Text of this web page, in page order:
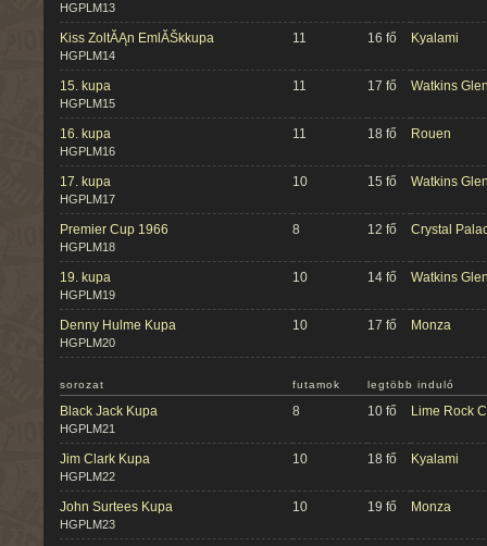
HGPLM13
Kiss ZoltĂĄn EmlĂŠkkupa
HGPLM14
11 16 fő Kyalami
15. kupa
HGPLM15
11 17 fő Watkins
16. kupa
HGPLM16
11 18 fő Rouen
17. kupa
HGPLM17
10 15 fő Watkins
Premier Cup 1966
HGPLM18
8 12 fő Crystal
19. kupa
HGPLM19
10 14 fő Watkins
Denny Hulme Kupa
HGPLM20
10 17 fő Monza
sorozat futamok legtöbb induló
Black Jack Kupa
HGPLM21
8 10 fő Lime Rock
Jim Clark Kupa
HGPLM22
10 18 fő Kyalami
John Surtees Kupa
HGPLM23
10 19 fő Monza